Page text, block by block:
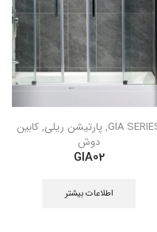
GIA
,پارتیشن ریلی,کابین
دوش
GIA02
اطلاعات بیشتر